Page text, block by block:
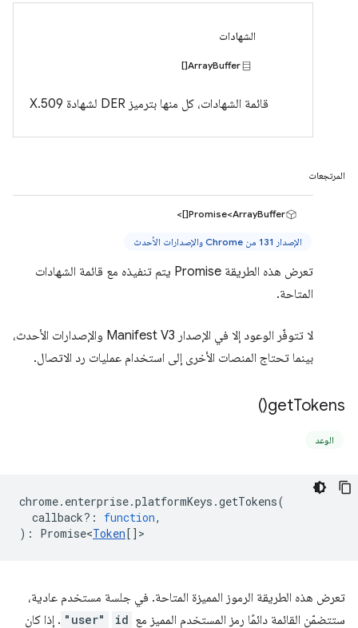
الشهادات
ArrayBuffer[]
قائمة الشهادات، كل منها بترميز DER لشهادة X.509
المرتجعات
Promise<ArrayBuffer[]>
الإصدار 131 من Chrome والإصدارات الأحدث
تعرض هذه الطريقة Promise يتم تنفيذه مع قائمة الشهادات
المتاحة.
لا تتوفّر الوعود إلا في الإصدار Manifest V3 والإصدارات الأحدث،
بينما تحتاج المنصات الأخرى إلى استخدام عمليات رد الاتصال.
getTokens(
)
الوعد
chrome. enterprise.platformKeys .getTokens(
callback? : function,
) : Promise<Token[] >
تعرض هذه الطريقة الرموز المميزة المتاحة. في جلسة مستخدم عادية،
ستتضمّن القائمة دائمًا رمز المستخدم المميز مع id
"user" . إذا كان